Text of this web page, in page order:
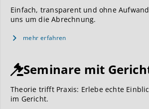
Einfach, transparent und ohne
uns um die Abrechnung.
mehr erfahren
Seminare mit
Theorie trifft Praxis: Erlebe echte
im Gericht.